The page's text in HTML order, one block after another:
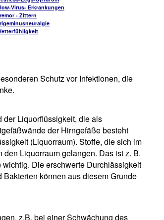
Virus- Erkrankungen
- Zittern
Schutz vor Infektionen, die
Liquorflüssigkeit, die als
der Hirngefäße besteht
(Liquorraum). Stoffe, die sich im
Liquorraum gelangen. Das ist z. B.
Die erschwerte Durchlässigkeit
können aus diesem Grunde
z.B. bei einer Schwächung des